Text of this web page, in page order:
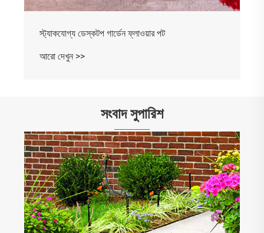
স্ট্যাকযোগ্য ডেস্কটপ গার্ডেন ফ্লাওয়ার পট
আরো দেখুন >>
সংবাদ সুপারিশ